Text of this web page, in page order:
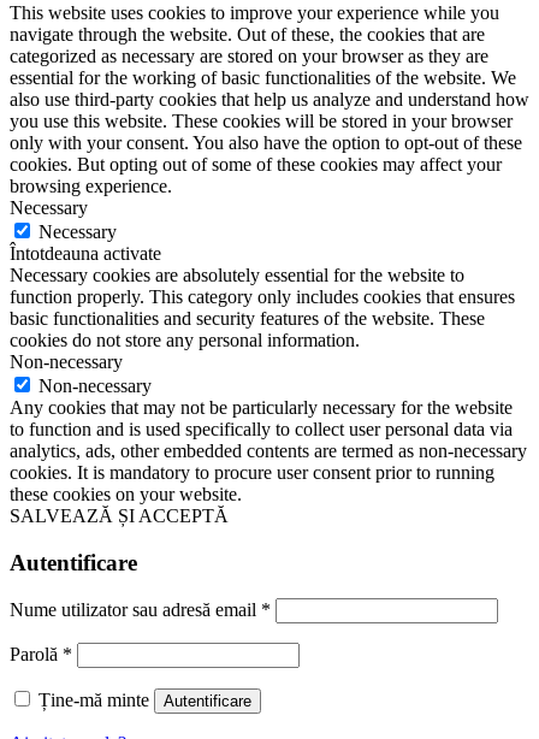
This website uses cookies to improve your experience while you
navigate through the website. Out of these, the cookies that are
categorized as necessary are stored on your browser as they are
essential for the working of basic functionalities of the website. We
also use third-party cookies that help us analyze and understand how
you use this website. These cookies will be stored in your browser
only with your consent. You also have the option to opt-out of these
cookies. But opting out of some of these cookies may affect your
browsing experience.
Necessary
Necessary
Întotdeauna activate
Necessary cookies are absolutely essential for the website to
function properly. This category only includes cookies that ensures
basic functionalities and security features of the website. These
cookies do not store any personal information.
Non-necessary
Non-necessary
Any cookies that may not be particularly necessary for the website
to function and is used specifically to collect user personal data via
analytics, ads, other embedded contents are termed as non-necessary
cookies. It is mandatory to procure user consent prior to running
these cookies on your website.
SALVEAZĂ ȘI ACCEPTĂ
Autentificare
Nume utilizator sau adresă email *
Parolă *
Ține-mă minte Autentificare